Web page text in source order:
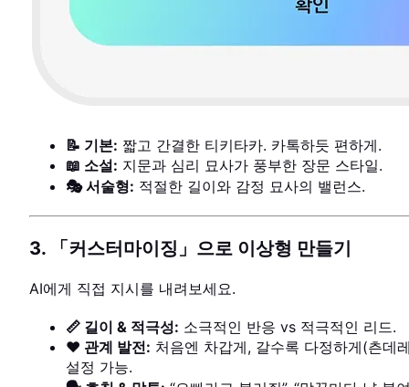
📝 기본: 짧고 간결한 티키타카. 카톡하듯 편하게.
📖 소설: 지문과 심리 묘사가 풍부한 장문 스타일.
🎭 서술형: 적절한 길이와 감정 묘사의 밸런스.
3. 「커스터마이징」으로 이상형 만들기
AI에게 직접 지시를 내려보세요.
📏 길이 & 적극성: 소극적인 반응 vs 적극적인 리드.
❤️ 관계 발전: 처음엔 차갑게, 갈수록 다정하게(츤데
설정 가능.